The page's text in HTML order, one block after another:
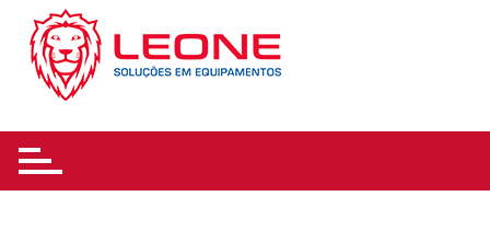
para
conteúdo